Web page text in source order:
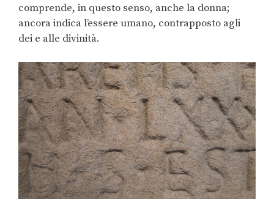
comprende, in questo senso, anche la donna;
ancora indica l’essere umano, contrapposto agli
dei e alle divinità.